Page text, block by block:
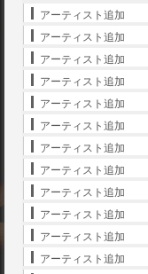
アーティスト追加
アーティスト追加
アーティスト追加
アーティスト追加
アーティスト追加
アーティスト追加
アーティスト追加
アーティスト追加
アーティスト追加
アーティスト追加
アーティスト追加
アーティスト追加